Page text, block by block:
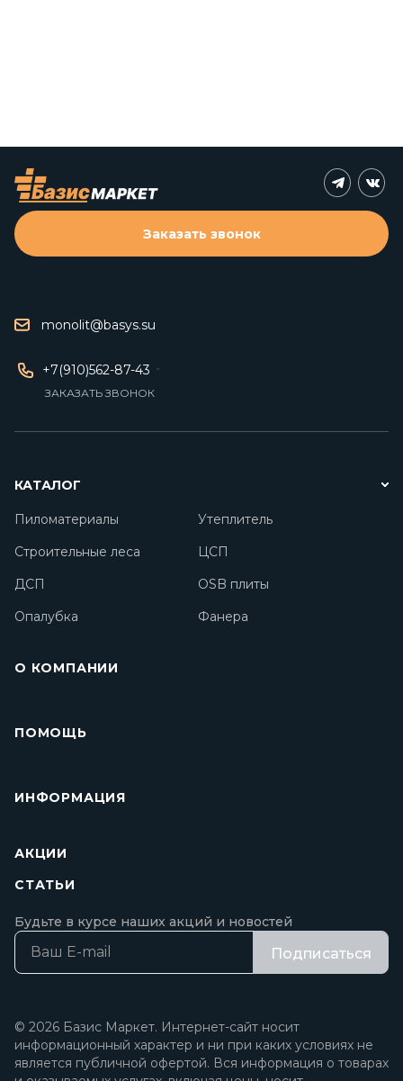
monolit@basys.su
+7(910)562-87-43
ЗАКАЗАТЬ ЗВОНОК
Заказать звонок
КАТАЛОГ
Пиломатериалы
Утеплитель
Строительные леса
ЦСП
ДСП
OSB плиты
Опалубка
Фанера
О КОМПАНИИ
ПОМОЩЬ
ИНФОРМАЦИЯ
АКЦИИ
СТАТЬИ
Будьте в курсе наших акций и новостей
Подписаться
© 2026 Базис Маркет. Интернет-сайт носит
информационный характер и ни при каких условиях не
является публичной офертой. Вся информация о товарах